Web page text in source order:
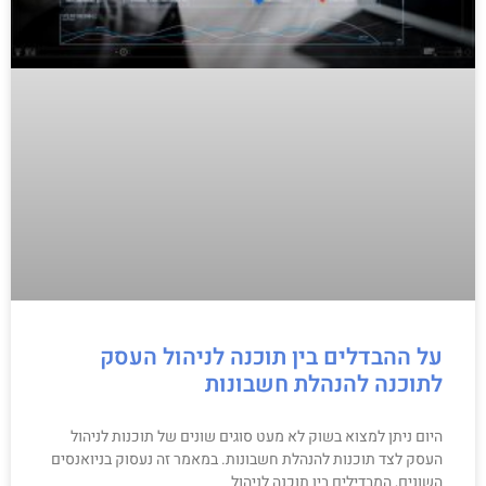
על ההבדלים בין תוכנה לניהול העסק
לתוכנה להנהלת חשבונות
היום ניתן למצוא בשוק לא מעט סוגים שונים של תוכנות לניהול
העסק לצד תוכנות להנהלת חשבונות. במאמר זה נעסוק בניואנסים